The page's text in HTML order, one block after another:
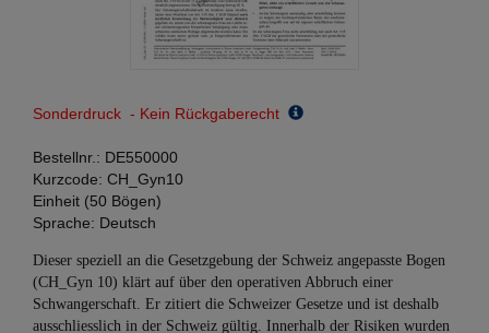
Sonderdruck - Kein Rückgaberecht
Bestellnr.: DE550000
Kurzcode: CH_Gyn10
Einheit (50 Bögen)
Sprache: Deutsch
Dieser speziell an die Gesetzgebung der Schweiz angepasste Bogen
(CH_Gyn 10) klärt auf über den operativen Abbruch einer
Schwangerschaft. Er zitiert die Schweizer Gesetze und ist deshalb
ausschliesslich in der Schweiz gültig. Innerhalb der Risiken wurden